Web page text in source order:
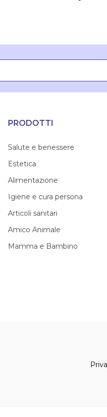
PRODOTTI
Salute e benessere
Estetica
Alimentazione
Igiene e cura persona
Articoli sanitari
Amico Animale
Mamma e Bambino